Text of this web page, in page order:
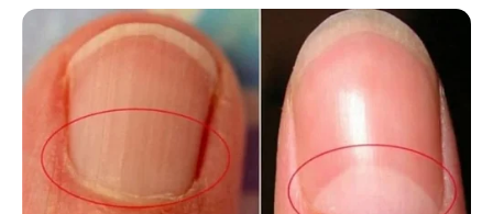
costuras verticais. Faça isso nas duas pernas da
calça.
Dica: A outra costura vertical da calça ficará à
mostra na
bolsa de calça jeans
, e isso trará charme
e identidade à peça.